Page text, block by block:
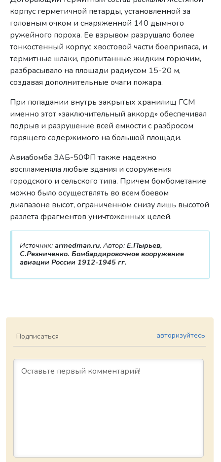
корпус герметичной петарды, установленной за
головным очком и снаряженной 140 дымного
ружейного пороха. Ее взрывом разрушало более
тонкостенный корпус хвостовой части боеприпаса, и
термитные шлаки, пропитанные жидким горючим,
разбрасывало на площади радиусом 15-20 м,
создавая дополнительные очаги пожара.
При попадании внутрь закрытых хранилищ ГСМ
именно этот «заключительный аккорд» обеспечивал
подрыв и разрушение всей емкости с разбросом
горящего содержимого на большой площади.
Авиабомба ЗАБ-50ФП также надежно
воспламеняла любые здания и сооружения
городского и сельского типа. Причем бомбометание
можно было осуществлять во всем боевом
диапазоне высот, ограниченном снизу лишь высотой
разлета фрагментов уничтоженных целей.
Источник: armedman.ru, Автор: Е.Пырьев,
С.Резниченко. Бомбардировочное вооружение
авиации России 1912-1945 гг.
Подписаться авторизуйтесь